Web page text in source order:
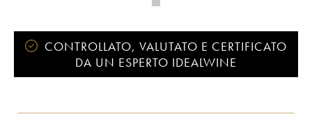
CONTROLLATO, VALUTATO E CERTIFICATO
DA UN ESPERTO IDEALWINE